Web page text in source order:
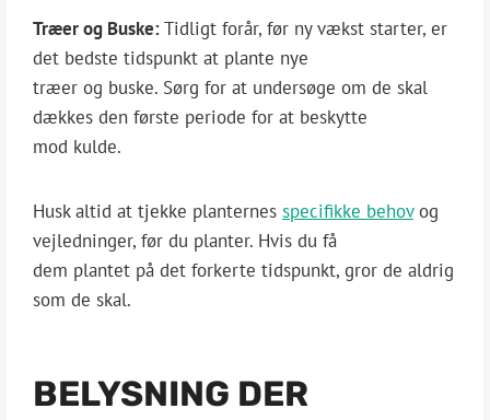
Træer og Buske:Tidligt forår, før ny vækst starter, er
det bedste tidspunkt at plante nye
træer og buske. Sørg for at undersøge om de skal
dækkes den første periode for at beskytte
mod kulde.
Husk altid at tjekke planternes specifikke behovog
vejledninger, før du planter. Hvis du få
dem plantet på det forkerte tidspunkt, gror de aldrig
som de skal.
BELYSNING DER